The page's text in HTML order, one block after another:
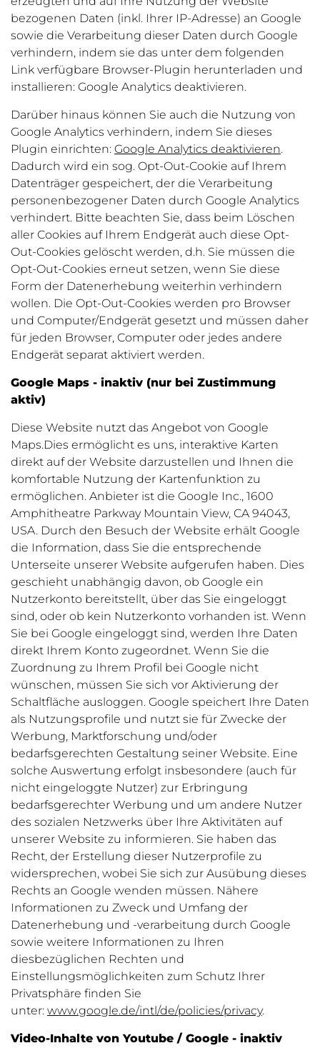
bezogenen Daten (inkl. Ihrer IP-Adresse) an Google
sowie die Verarbeitung dieser Daten durch Google
verhindern, indem sie das unter dem folgenden
Link verfügbare Browser-Plugin herunterladen und
installieren: Google Analytics deaktivieren.
Darüber hinaus können Sie auch die Nutzung von
Google Analytics verhindern, indem Sie dieses
Plugin einrichten: Google Analytics deaktivieren.
Dadurch wird ein sog. Opt-Out-Cookie auf Ihrem
Datenträger gespeichert, der die Verarbeitung
personenbezogener Daten durch Google Analytics
verhindert. Bitte beachten Sie, dass beim Löschen
aller Cookies auf Ihrem Endgerät auch diese Opt-
Out-Cookies gelöscht werden, d.h. Sie müssen die
Opt-Out-Cookies erneut setzen, wenn Sie diese
Form der Datenerhebung weiterhin verhindern
wollen. Die Opt-Out-Cookies werden pro Browser
und Computer/Endgerät gesetzt und müssen daher
für jeden Browser, Computer oder jedes andere
Endgerät separat aktiviert werden.
Google Maps - inaktiv (nur bei Zustimmung
aktiv)
Diese Website nutzt das Angebot von Google
Maps.Dies ermöglicht es uns, interaktive Karten
direkt auf der Website darzustellen und Ihnen die
komfortable Nutzung der Kartenfunktion zu
ermöglichen. Anbieter ist die Google Inc., 1600
Amphitheatre Parkway Mountain View, CA 94043,
USA. Durch den Besuch der Website erhält Google
die Information, dass Sie die entsprechende
Unterseite unserer Website aufgerufen haben. Dies
geschieht unabhängig davon, ob Google ein
Nutzerkonto bereitstellt, über das Sie eingeloggt
sind, oder ob kein Nutzerkonto vorhanden ist. Wenn
Sie bei Google eingeloggt sind, werden Ihre Daten
direkt Ihrem Konto zugeordnet. Wenn Sie die
Zuordnung zu Ihrem Profil bei Google nicht
wünschen, müssen Sie sich vor Aktivierung der
Schaltfläche ausloggen. Google speichert Ihre Daten
als Nutzungsprofile und nutzt sie für Zwecke der
Werbung, Marktforschung und/oder
bedarfsgerechten Gestaltung seiner Website. Eine
solche Auswertung erfolgt insbesondere (auch für
nicht eingeloggte Nutzer) zur Erbringung
bedarfsgerechter Werbung und um andere Nutzer
des sozialen Netzwerks über Ihre Aktivitäten auf
unserer Website zu informieren. Sie haben das
Recht, der Erstellung dieser Nutzerprofile zu
widersprechen, wobei Sie sich zur Ausübung dieses
Rechts an Google wenden müssen. Nähere
Informationen zu Zweck und Umfang der
Datenerhebung und -verarbeitung durch Google
sowie weitere Informationen zu Ihren
diesbezüglichen Rechten und
Einstellungsmöglichkeiten zum Schutz Ihrer
Privatsphäre finden Sie
unter: www.google.de/intl/de/policies/privacy.
Video-Inhalte von Youtube / Google - inaktiv